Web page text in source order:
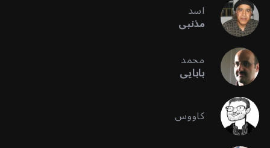
اسد
مذنبی
محمد
بابایی
کاووس